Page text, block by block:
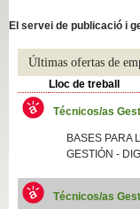
El servei de publicació i
Últimas ofertas de
Lloc de treball
Técnicos/as
BASES PARA
GESTIÓN -
Técnicos/as